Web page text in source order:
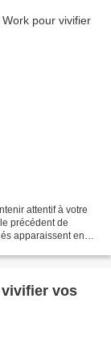
attentif à votre
précédent de
apparaissent en
vos